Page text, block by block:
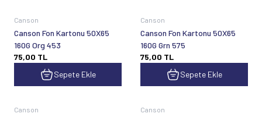
Canson
Canson Fon Kartonu 50X65
160G Org 453
75,00 TL
Sepete Ekle
Canson
Canson Fon Kartonu 50X65
160G Grn 575
75,00 TL
Sepete Ekle
Canson Canson